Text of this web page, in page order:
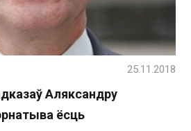
Аляксандру
ёсць
25.11.2018